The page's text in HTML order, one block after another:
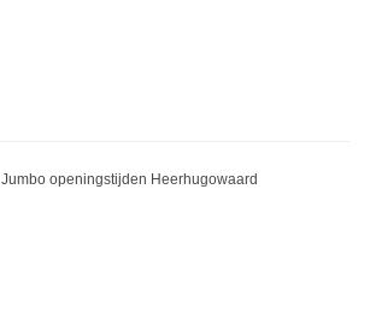
Jumbo openingstijden Heerhugowaard